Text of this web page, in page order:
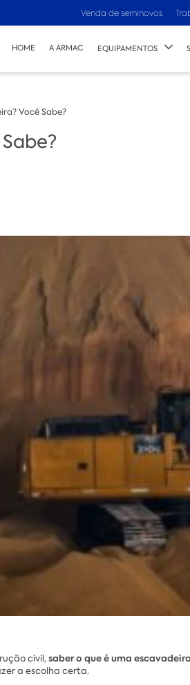
Venda de seminovos
HOME A ARMAC EQUIPAMENTOS
Você Sabe?
civil,saber o que é uma escavadeira
a escolha certa.